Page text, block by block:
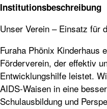
Institutionsbeschreibung
Unser Verein – Einsatz für
Furaha Phönix Kinderhaus
Förderverein, der effektiv
Entwicklungshilfe leistet.
AIDS-Waisen in eine
Schulausbildung und